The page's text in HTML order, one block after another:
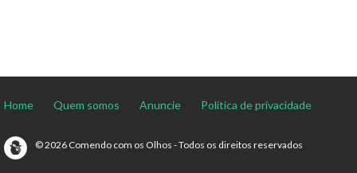
Home Quem somos Anuncie Política de privacidade
© 2026 Comendo com os Olhos - Todos os direitos reservados